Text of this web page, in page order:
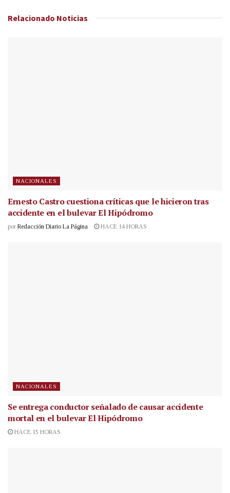
Relacionado Noticias
NACIONALES
Ernesto Castro cuestiona críticas que le hicieron tras
accidente en el bulevar El Hipódromo
por Redacción Diario La Página HACE 14 HORAS
NACIONALES
Se entrega conductor señalado de causar accidente
mortal en el bulevar El Hipódromo
HACE 15 HORAS